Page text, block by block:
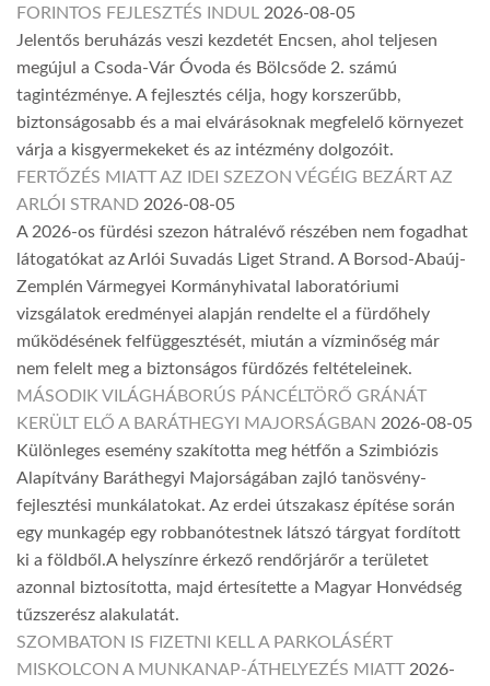
FORINTOS FEJLESZTÉS INDUL 2026-08-05
Jelentős beruházás veszi kezdetét Encsen, ahol teljesen
megújul a Csoda-Vár Óvoda és Bölcsőde 2. számú
tagintézménye. A fejlesztés célja, hogy korszerűbb,
biztonságosabb és a mai elvárásoknak megfelelő környezet
várja a kisgyermekeket és az intézmény dolgozóit.
FERTŐZÉS MIATT AZ IDEI SZEZON VÉGÉIG BEZÁRT AZ
ARLÓI STRAND 2026-08-05
A 2026-os fürdési szezon hátralévő részében nem fogadhat
látogatókat az Arlói Suvadás Liget Strand. A Borsod-Abaúj-
Zemplén Vármegyei Kormányhivatal laboratóriumi
vizsgálatok eredményei alapján rendelte el a fürdőhely
működésének felfüggesztését, miután a vízminőség már
nem felelt meg a biztonságos fürdőzés feltételeinek.
MÁSODIK VILÁGHÁBORÚS PÁNCÉLTÖRŐ GRÁNÁT
KERÜLT ELŐ A BARÁTHEGYI MAJORSÁGBAN 2026-08-05
Különleges esemény szakította meg hétfőn a Szimbiózis
Alapítvány Baráthegyi Majorságában zajló tanösvény-
fejlesztési munkálatokat. Az erdei útszakasz építése során
egy munkagép egy robbanótestnek látszó tárgyat fordított
ki a földből.A helyszínre érkező rendőrjárőr a területet
azonnal biztosította, majd értesítette a Magyar Honvédség
tűzszerész alakulatát.
SZOMBATON IS FIZETNI KELL A PARKOLÁSÉRT
MISKOLCON A MUNKANAP-ÁTHELYEZÉS MIATT 2026-